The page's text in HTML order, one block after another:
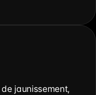
jaunissement,